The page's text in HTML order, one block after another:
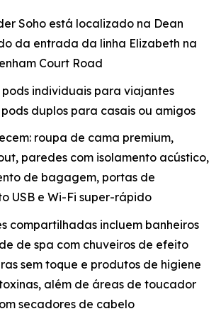
Soho está localizado na Dean
da entrada da linha Elizabeth na
Court Road
pods individuais para viajantes
duplos para casais ou amigos
roupa de cama premium,
paredes com isolamento acústico,
de bagagem, portas de
USB e Wi-Fi super-rápido
compartilhadas incluem banheiros
de spa com chuveiros de efeito
sem toque e produtos de higiene
além de áreas de toucador
secadores de cabelo